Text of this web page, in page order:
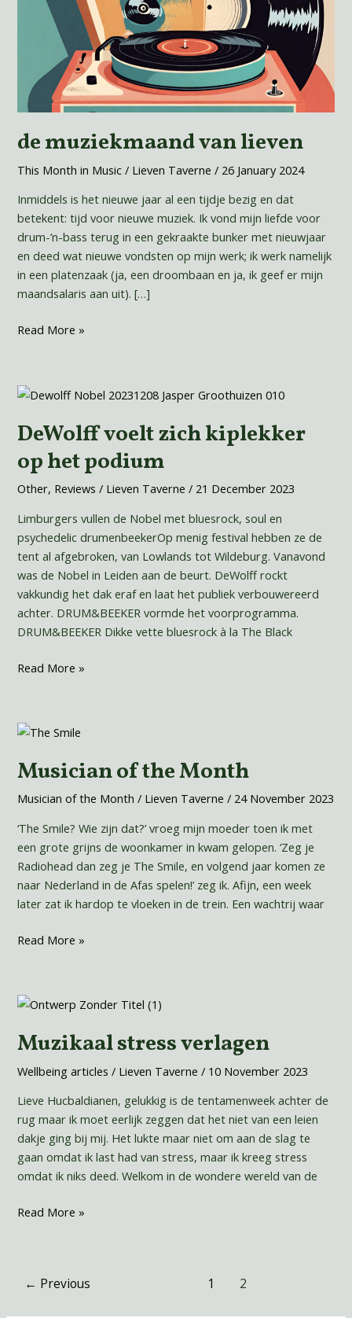
de muziekmaand van lieven
This Month in Music / Lieven Taverne/ 26 January 2024
Inmiddels is het nieuwe jaar al een tijdje bezig en dat
betekent: tijd voor nieuwe muziek. Ik vond mijn liefde voor
drum-’n-bass terug in een gekraakte bunker met nieuwjaar
en deed wat nieuwe vondsten op mijn werk; ik werk namelijk
in een platenzaak (ja, een droombaan en ja, ik geef er mijn
maandsalaris aan uit). […]
Read More »
DeWolff voelt zich kiplekker
op het podium
Other, Reviews / Lieven Taverne/ 21 December 2023
Limburgers vullen de Nobel met bluesrock, soul en
psychedelic drumenbeekerOp menig festival hebben ze de
tent al afgebroken, van Lowlands tot Wildeburg. Vanavond
was de Nobel in Leiden aan de beurt. DeWolff rockt
vakkundig het dak eraf en laat het publiek verbouwereerd
achter. DRUM&BEEKER vormde het voorprogramma.
DRUM&BEEKER Dikke vette bluesrock à la The Black
DeWolff
zich
kiplekker
op
het
Read More »
Musician of the Month
Musician of the Month / Lieven Taverne/ 24 November 2023
‘The Smile? Wie zijn dat?’ vroeg mijn moeder toen ik met
een grote grijns de woonkamer in kwam gelopen. ‘Zeg je
Radiohead dan zeg je The Smile, en volgend jaar komen ze
naar Nederland in de Afas spelen!’ zeg ik. Afijn, een week
later zat ik hardop te vloeken in de trein. Een wachtrij waar
Musician
the
Read More »
Muzikaal stress verlagen
Wellbeing articles / Lieven Taverne/ 10 November 2023
Lieve Hucbaldianen, gelukkig is de tentamenweek achter de
rug maar ik moet eerlijk zeggen dat het niet van een leien
dakje ging bij mij. Het lukte maar niet om aan de slag te
gaan omdat ik last had van stress, maar ik kreeg stress
omdat ik niks deed. Welkom in de wondere wereld van de
Muzikaal
verlagen
Read More »
← Previous 1 2